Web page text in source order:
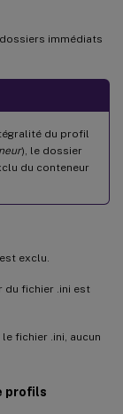
immédiats
du profil
), le dossier
du conteneur
exclu.
du fichier .ini est
fichier .ini, aucun
profils